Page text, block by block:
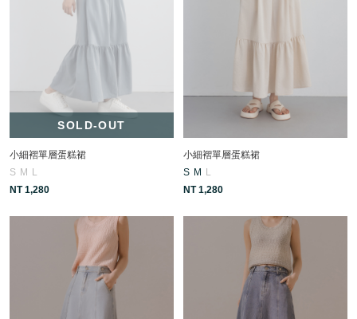
SOLD-OUT
小細褶單層蛋糕裙
S M L
NT 1,280
小細褶單層蛋糕裙
S M L
NT 1,280